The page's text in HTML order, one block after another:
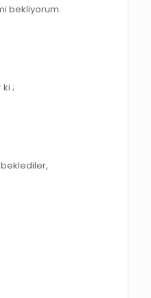
bekliyorum.
;
beklediler,